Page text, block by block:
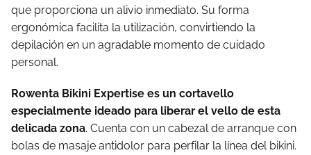
que proporciona un alivio inmediato. Su forma
ergonómica facilita la utilización, convirtiendo la
depilación en un agradable momento de cuidado
personal.
Rowenta Bikini Expertise es un cortavello
especialmente ideado para liberar el vello de esta
delicada zona. Cuenta con un cabezal de arranque con
bolas de masaje antidolor para perfilar la línea del bikini.